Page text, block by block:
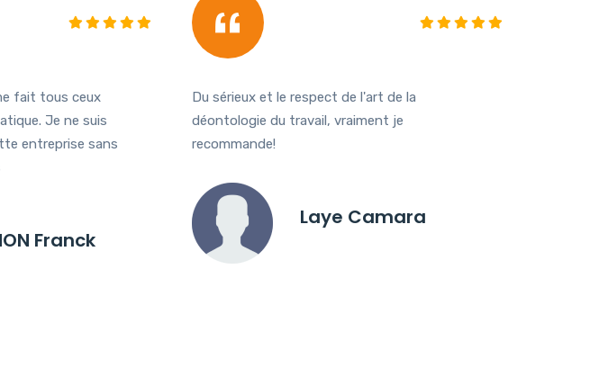
fait tous ceux
Je ne suis
entreprise sans
Franck
Du sérieux et le respect de l'art de la
déontologie du travail, vraiment je
recommande!
Laye Camara